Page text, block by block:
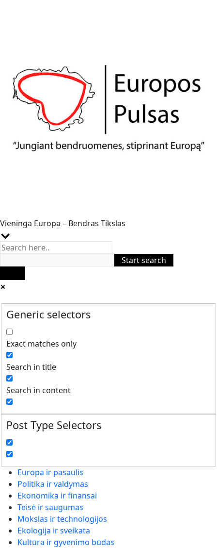
Vieninga Europa – Bendras Tikslas
Generic selectors
Exact matches only
Search in title
Search in content
Post Type Selectors
Europa ir pasaulis
Politika ir valdymas
Ekonomika ir finansai
Teisė ir saugumas
Mokslas ir technologijos
Ekologija ir sveikata
Kultūra ir gyvenimo būdas